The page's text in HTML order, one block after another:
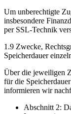
Um unberechtigte
insbesondere
per SSL-Technik
1.9 Zwecke,
Speicherdauer
Über die jeweiligen
für die
informieren wir
Abschnitt 2: